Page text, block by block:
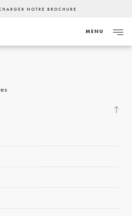
NOTRE BROCHURE
MENU